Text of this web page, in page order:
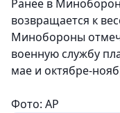
Ранее в
возвращается к
Минобороны
военную службу
мае и октябре-
Фото: АР